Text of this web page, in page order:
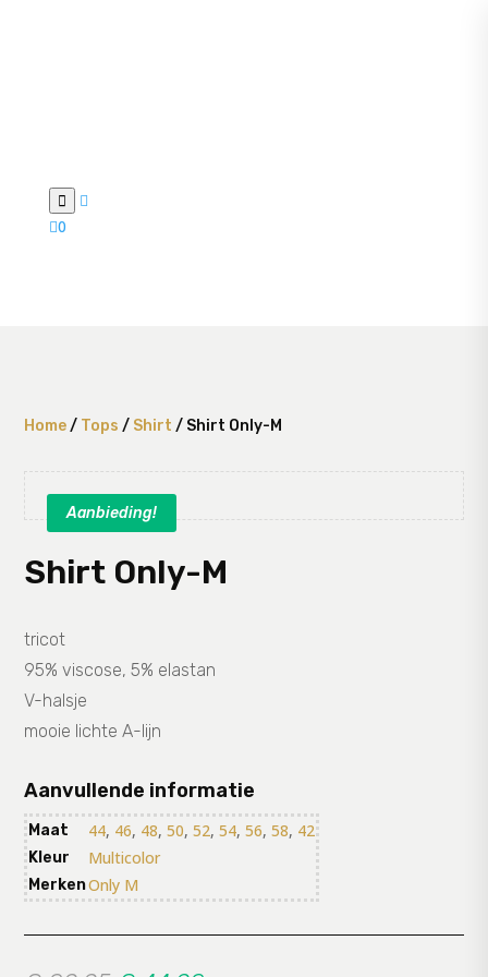


0
Home/ Tops / Shirt / Shirt Only-M
Aanbieding!
Shirt Only-M
tricot
95% viscose, 5% elastan
V-halsje
mooie lichte A-lijn
Aanvullende informatie
Maat 44, 46, 48,50,52,54,56,58, 42
Kleur Multicolor
MerkenOnly M